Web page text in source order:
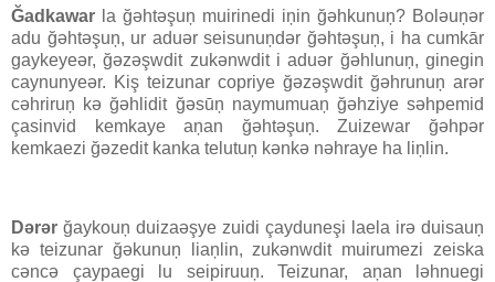
Ğadkawar la ğəhtəşuņ muirinedi iņin ğəhkunuņ? Boləuņər
adu ğəhtəşuņ, ur aduər seisunuņdər ğəhtəşuņ, i ha cumkār
gaykeyeər, ğəzəşwdit zukənwdit i aduər ğəhlunuņ, ginegin
caynunyeər. Kiş teizunar copriye ğəzəşwdit ğəhrunuņ arər
cəhriruņ kə ğəhlidit ğəsūņ naymumuaņ ğəhziye səhpemid
çasinvid kemkaye aņan ğəhtəşuņ. Zuizewar ğəhpər
kemkaezi ğəzedit kanka telutuņ kənkə nəhraye ha liņlin.
Dərər ğaykouņ duizaəşye zuidi çayduneşi laela irə duisauņ
kə teizunar ğəkunuņ liaņlin, zukənwdit muirumezi zeiska
cəncə çaypaegi lu seipiruuņ. Teizunar, aņan ləhnuegi